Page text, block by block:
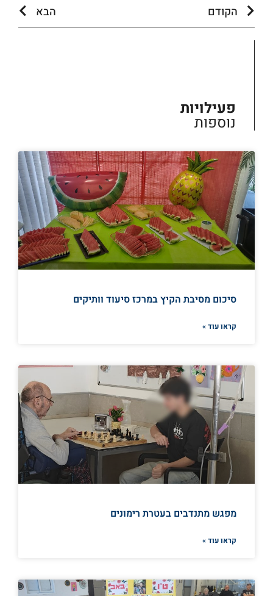
הקודם הבא
פעילויות
נוספות
סיכום מסיבת הקיץ במרכז סיעוד וותיקים
קראו עוד »
מפגש מתנדבים בעטרת רימונים
קראו עוד »